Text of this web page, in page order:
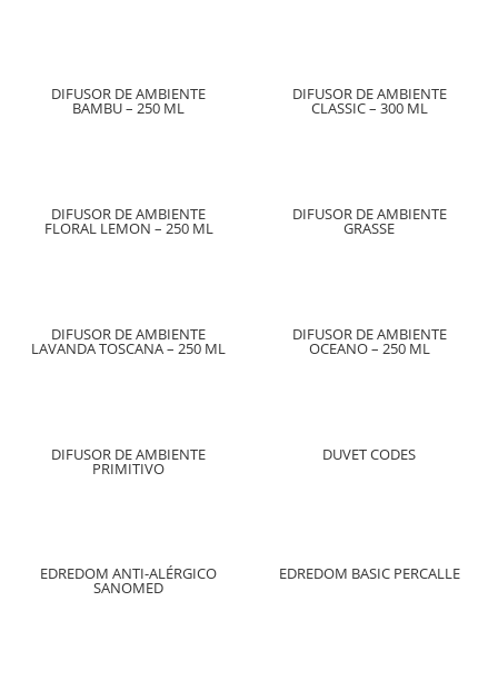
DIFUSOR DE AMBIENTE
BAMBU – 250 ML
DIFUSOR DE AMBIENTE
CLASSIC – 300 ML
DIFUSOR DE AMBIENTE
FLORAL LEMON – 250 ML
DIFUSOR DE AMBIENTE
GRASSE
DIFUSOR DE AMBIENTE
LAVANDA TOSCANA – 250 ML
DIFUSOR DE AMBIENTE
OCEANO – 250 ML
DIFUSOR DE AMBIENTE
PRIMITIVO
DUVET CODES
EDREDOM ANTI-ALÉRGICO
SANOMED
EDREDOM BASIC PERCALLE